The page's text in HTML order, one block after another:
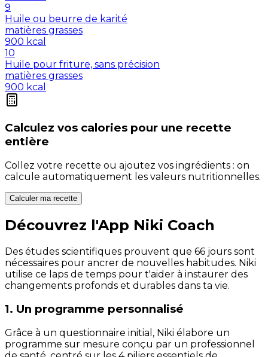
9
Huile ou beurre de karité
matières grasses
900 kcal
10
Huile pour friture, sans précision
matières grasses
900 kcal
Calculez vos calories pour une recette
entière
Collez votre recette ou ajoutez vos ingrédients : on
calcule automatiquement les valeurs nutritionnelles.
Calculer ma recette
Découvrez l'App Niki Coach
Des études scientifiques prouvent que 66 jours sont
nécessaires pour ancrer de nouvelles habitudes. Niki
utilise ce laps de temps pour t'aider à instaurer des
changements profonds et durables dans ta vie.
1. Un programme personnalisé
Grâce à un questionnaire initial, Niki élabore un
programme sur mesure conçu par un professionnel